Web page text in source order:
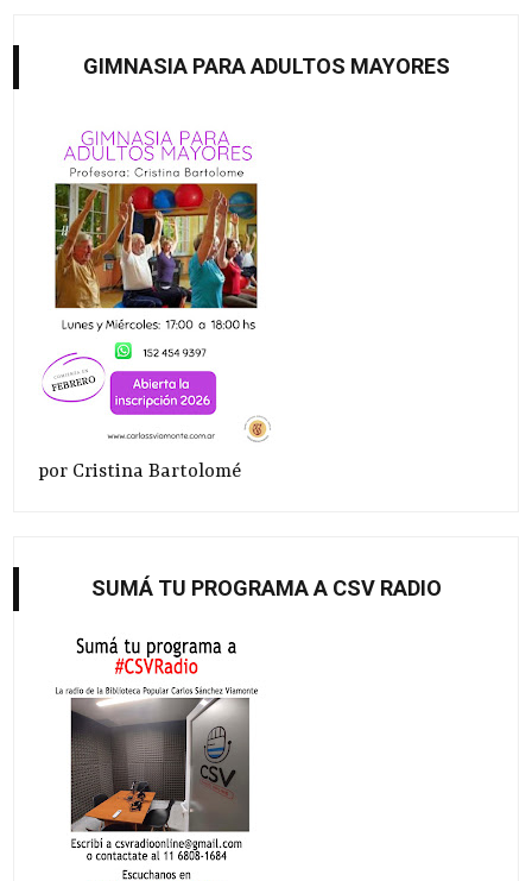
GIMNASIA PARA ADULTOS MAYORES
por Cristina Bartolomé
SUMÁ TU PROGRAMA A CSV RADIO